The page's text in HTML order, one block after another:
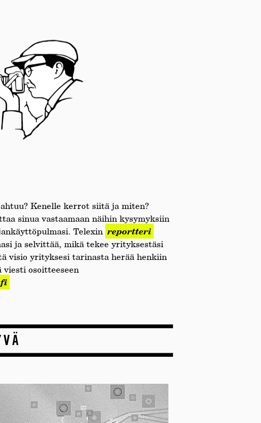
Kenelle kerrot siitä ja miten?
sinua vastaamaan näihin kysymyksiin
Telexin reportteri
ja selvittää, mikä tekee yrityksestäsi
visio yrityksesi tarinasta herää henkiin
viesti osoitteeseen